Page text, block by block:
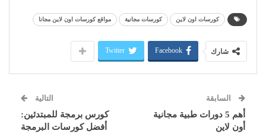
كورسات اون لاين كورسات مجانية مواقع كورسات اون لاين مجانا
شارك Facebook
Twitter
السابقة
أهم 5 دورات طبية مجانية
أون لاين
التالية
كورس برمجة للمبتدئين:
أفضل كورسات البرمجة